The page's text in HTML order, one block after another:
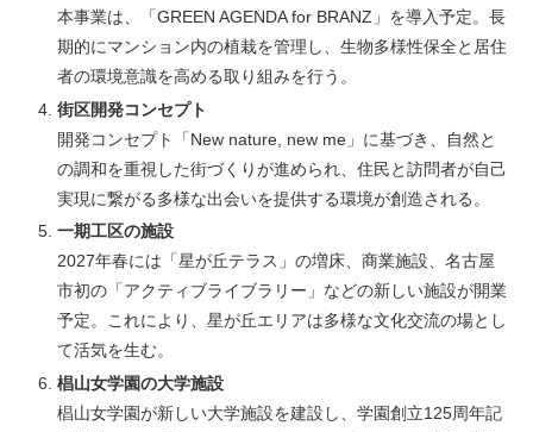
本事業は、「GREEN AGENDA for BRANZ」を導入予定。長
期的にマンション内の植栽を管理し、生物多様性保全と居住
者の環境意識を高める取り組みを行う。
街区開発コンセプト
開発コンセプト「New nature, new me」に基づき、自然と
の調和を重視した街づくりが進められ、住民と訪問者が自己
実現に繋がる多様な出会いを提供する環境が創造される。
一期工区の施設
2027年春には「星が丘テラス」の増床、商業施設、名古屋
市初の「アクティブライブラリー」などの新しい施設が開業
予定。これにより、星が丘エリアは多様な文化交流の場とし
て活気を生む。
椙山女学園の大学施設
椙山女学園が新しい大学施設を建設し、学園創立125周年記